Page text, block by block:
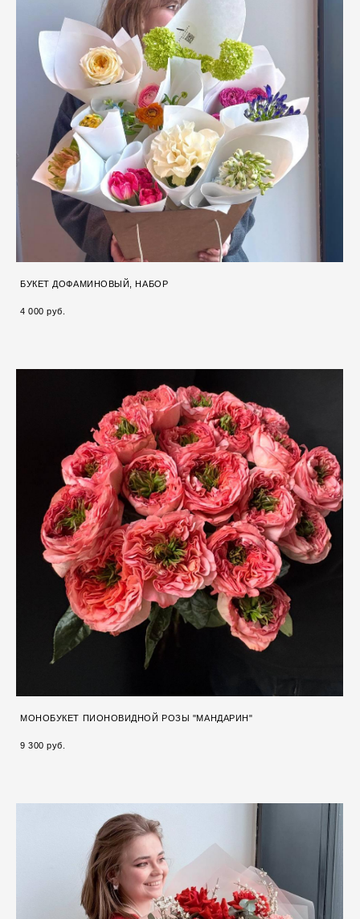
БУКЕТ ДОФАМИНОВЫЙ, НАБОР
4 000 pуб.
МОНОБУКЕТ ПИОНОВИДНОЙ РОЗЫ "МАНДАРИН"
9 300 pуб.